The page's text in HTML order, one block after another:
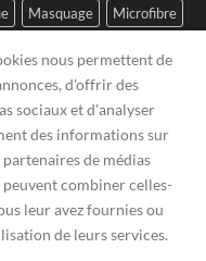
Masquage
Microfibre
Sagex
SPC
nous permettent de
d'offrir des
sociaux et d'analyser
des informations sur
de médias
combiner celles-
leur avez fournies ou
de leurs services.